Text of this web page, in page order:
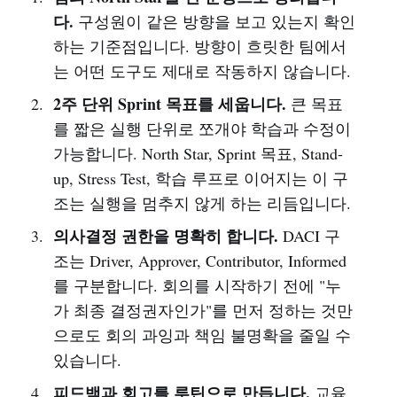
다. 구성원이 같은 방향을 보고 있는지 확인
하는 기준점입니다. 방향이 흐릿한 팀에서
는 어떤 도구도 제대로 작동하지 않습니다.
2주 단위 Sprint 목표를 세웁니다. 큰 목표
를 짧은 실행 단위로 쪼개야 학습과 수정이
가능합니다. North Star, Sprint 목표, Stand-
up, Stress Test, 학습 루프로 이어지는 이 구
조는 실행을 멈추지 않게 하는 리듬입니다.
의사결정 권한을 명확히 합니다. DACI 구
조는 Driver, Approver, Contributor, Informed
를 구분합니다. 회의를 시작하기 전에 "누
가 최종 결정권자인가"를 먼저 정하는 것만
으로도 회의 과잉과 책임 불명확을 줄일 수
있습니다.
피드백과 회고를 루틴으로 만듭니다. 교육